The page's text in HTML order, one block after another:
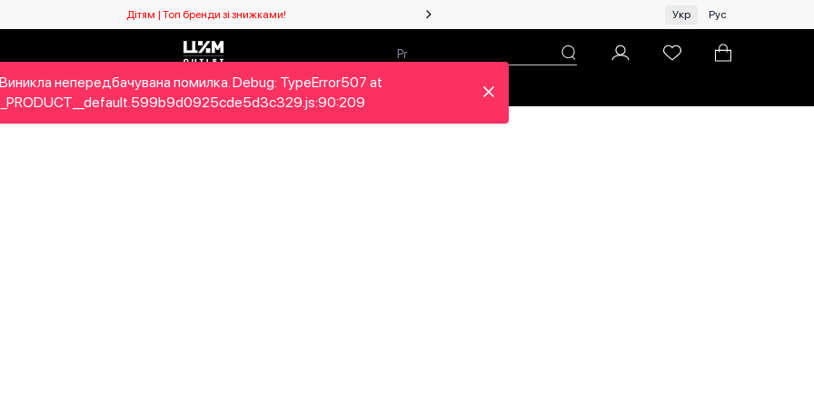
Дітям | Топ бренди зі знижками! Жінкам | Топ бренди зі знижками!
Укр Рус
Дітям Home&Gifts Бренди Новий сезон Про ЦУМ
непередбачувана помилка. Debug: TypeError507 at